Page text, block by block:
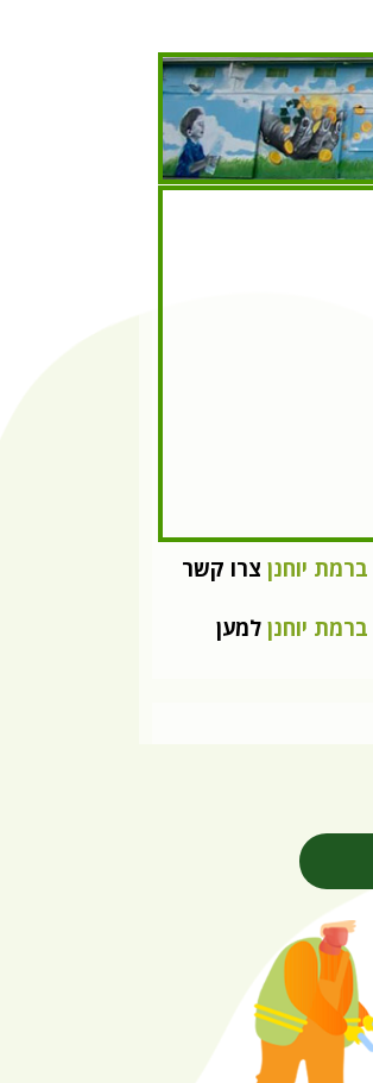
יוחנןצרו קשר
יוחנןלמען